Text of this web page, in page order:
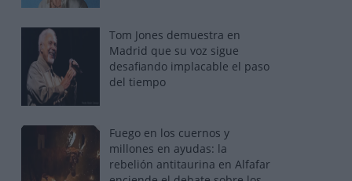
Tom Jones demuestra en
Madrid que su voz sigue
desafiando implacable el paso
del tiempo
Fuego en los cuernos y
millones en ayudas: la
rebelión antitaurina en Alfafar